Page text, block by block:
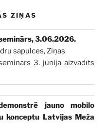
ZIŅAS
3.06.2026.
sapulces,Ziņas
3. jūnijā aizvadīts
jauno mobilo
konceptu Latvijas Meža